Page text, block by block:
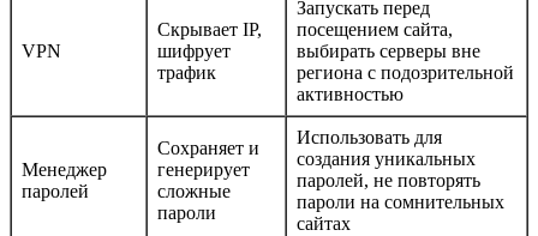
VPN
Скрывает IP,
шифрует
трафик
Запускать перед
посещением сайта,
выбирать серверы вне
региона с подозрительной
активностью
Менеджер
паролей
Сохраняет и
генерирует
сложные
пароли
Использовать для
создания уникальных
паролей, не повторять
пароли на сомнительных
сайтах